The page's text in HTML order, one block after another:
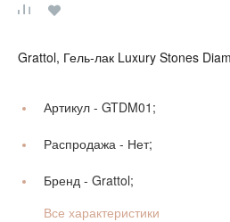
Grattol, Гель-лак Luxury Stones
Артикул - GTDM01;
Распродажа - Нет;
Бренд - Grattol;
Все характеристики